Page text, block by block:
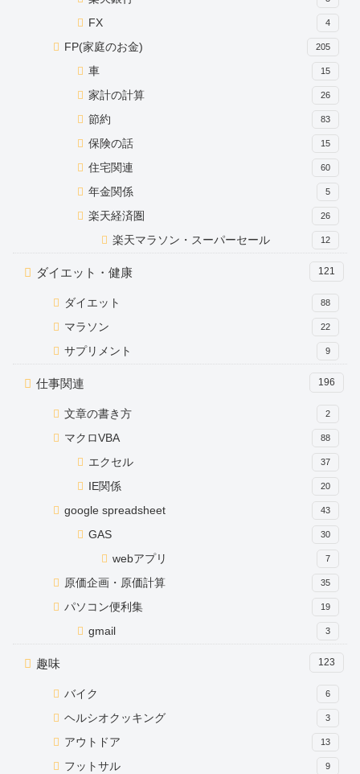
FX 4
FP(家庭のお金) 205
車 15
家計の計算 26
節約 83
保険の話 15
住宅関連 60
年金関係 5
楽天経済圏 26
楽天マラソン・スーパーセール 12
ダイエット・健康 121
ダイエット 88
マラソン 22
サプリメント 9
仕事関連 196
文章の書き方 2
マクロVBA 88
エクセル 37
IE関係 20
google spreadsheet 43
GAS 30
webアプリ 7
原価企画・原価計算 35
パソコン便利集 19
gmail 3
趣味 123
バイク 6
ヘルシオクッキング 3
アウトドア 13
フットサル 9